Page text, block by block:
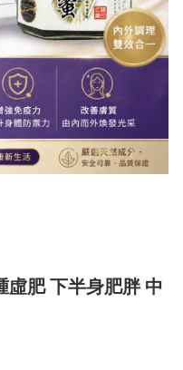
虛肥 下半身肥胖 中